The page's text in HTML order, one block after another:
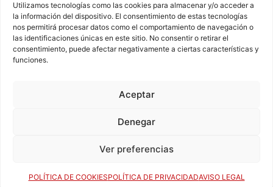
Utilizamos tecnologías como las cookies para almacenar y/o acceder a
la información del dispositivo. El consentimiento de estas tecnologías
nos permitirá procesar datos como el comportamiento de navegación o
las identificaciones únicas en este sitio. No consentir o retirar el
consentimiento, puede afectar negativamente a ciertas características y
funciones.
Aceptar
Denegar
Ver preferencias
POLÍTICA DE COOKIESPOLÍTICA DE PRIVACIDADAVISO LEGAL
© FEDERACIÓN ESPAÑOLA DE RUGBY 2023.
DESARROLLADO POR TOOOLS.